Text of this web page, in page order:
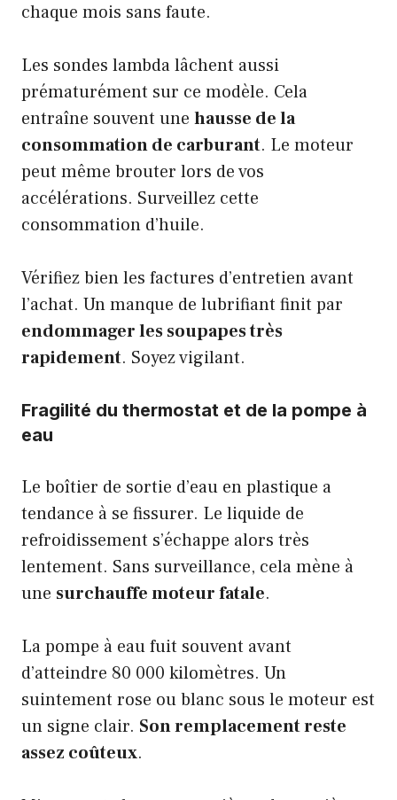
chaque mois sans faute.
Les sondes lambda lâchent aussi
prématurément sur ce modèle. Cela
entraîne souvent une hausse de la
consommation de carburant. Le moteur
peut même brouter lors de vos
accélérations. Surveillez cette
consommation d’huile.
Vérifiez bien les factures d’entretien avant
l’achat. Un manque de lubrifiant finit par
endommager les soupapes très
rapidement. Soyez vigilant.
Fragilité du thermostat et de la pompe à
eau
Le boîtier de sortie d’eau en plastique a
tendance à se fissurer. Le liquide de
refroidissement s’échappe alors très
lentement. Sans surveillance, cela mène à
une surchauffe moteur fatale.
La pompe à eau fuit souvent avant
d’atteindre 80 000 kilomètres. Un
suintement rose ou blanc sous le moteur est
un signe clair. Son remplacement reste
assez coûteux.